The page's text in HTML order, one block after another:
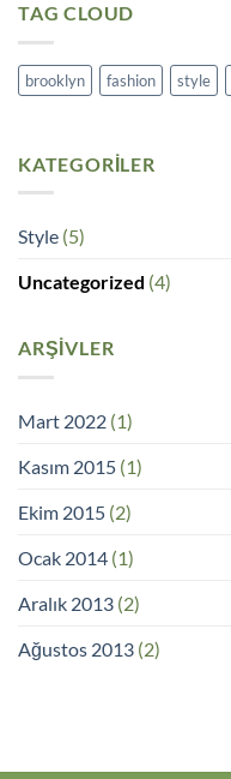
TAG CLOUD
brooklyn fashion style
KATEGORILER
Style (5)
Uncategorized (4)
ARŞIVLER
Mart 2022 (1)
Kasım 2015 (1)
Ekim 2015 (2)
Ocak 2014 (1)
Aralık 2013 (2)
Ağustos 2013 (2)